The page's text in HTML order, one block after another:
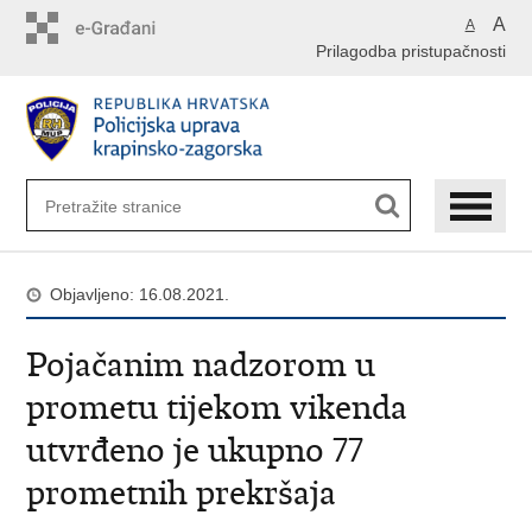
A A
Prilagodba pristupačnosti
Objavljeno: 16.08.2021.
Pojačanim nadzorom u
prometu tijekom vikenda
utvrđeno je ukupno 77
prometnih prekršaja